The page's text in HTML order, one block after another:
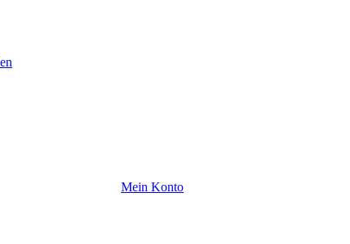
Mein Konto